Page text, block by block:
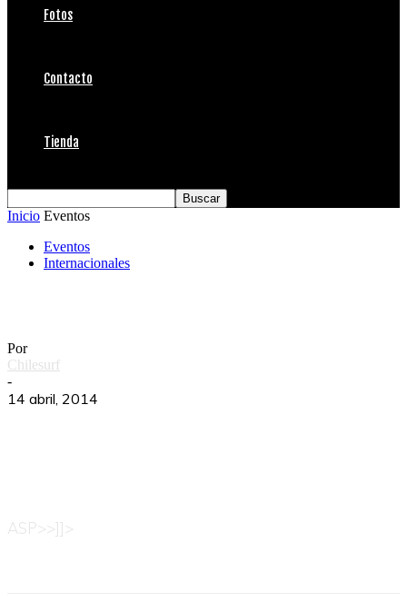
Fotos
Contacto
Tienda
Inicio Eventos
Eventos
Internacionales
Por
Chilesurf
-
14 abril, 2014
ASP>>]]>